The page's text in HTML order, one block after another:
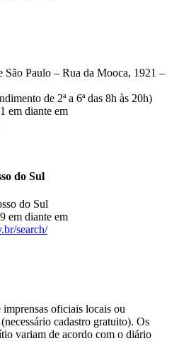
São Paulo – Rua da Mooca, 1921 –
de 2ª a 6ª das 8h às 20h)
em diante em
do Sul
do Sul
em diante em
search/
oficiais locais ou
(necessário cadastro gratuito). Os
variam de acordo com o diário